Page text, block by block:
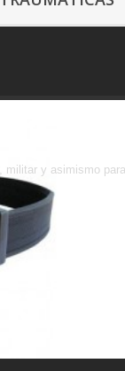
y asimismo